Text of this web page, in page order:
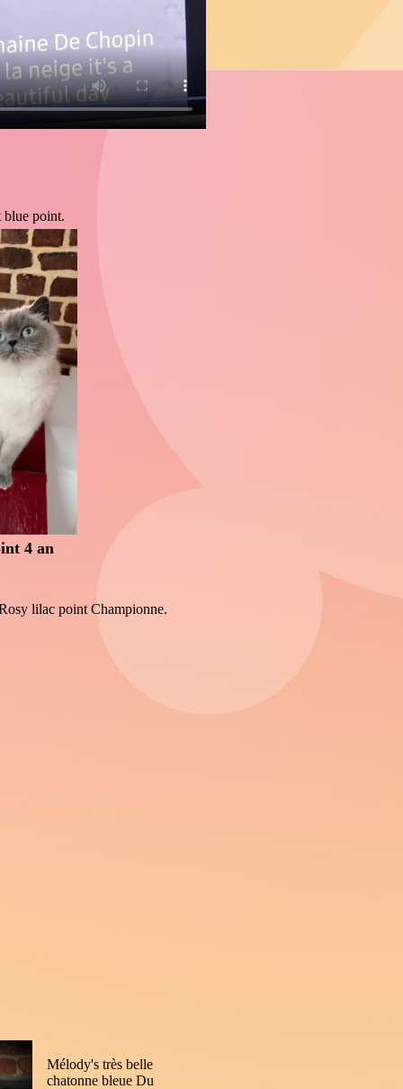
blue point.
4 an
lilac point Championne.
Mélody's très belle
chatonne bleue Du